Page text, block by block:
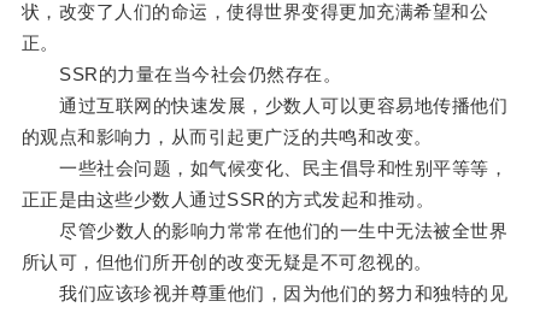
状，改变了人们的命运，使得世界变得更加充满希望和公
正。
SSR的力量在当今社会仍然存在。
通过互联网的快速发展，少数人可以更容易地传播他们
的观点和影响力，从而引起更广泛的共鸣和改变。
一些社会问题，如气候变化、民主倡导和性别平等等，
正正是由这些少数人通过SSR的方式发起和推动。
尽管少数人的影响力常常在他们的一生中无法被全世界
所认可，但他们所开创的改变无疑是不可忽视的。
我们应该珍视并尊重他们，因为他们的努力和独特的见